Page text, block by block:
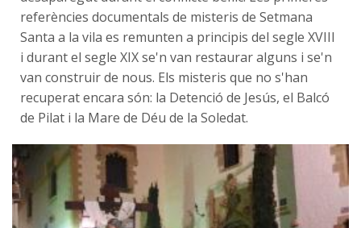
referències documentals de misteris de Setmana
Santa a la vila es remunten a principis del segle XVIII
i durant el segle XIX se'n van restaurar alguns i se'n
van construir de nous. Els misteris que no s'han
recuperat encara són: la Detenció de Jesús, el Balcó
de Pilat i la Mare de Déu de la Soledat.